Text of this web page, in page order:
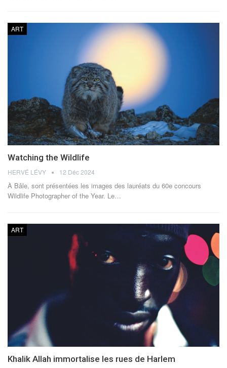
ART
Watching the Wildlife
HERVÉ LÉVY 12 Déc 2024
À Bâle, sont présentées les images des lauréats du 60e concours
Wildlife Photographer of the Year. Le…
ART
Khalik Allah immortalise les rues de Harlem